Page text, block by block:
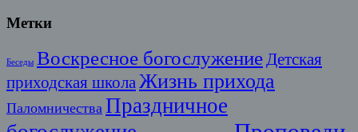
Метки
Беседы Воскресное богослужение Детская
приходская школа Жизнь прихода
Паломничества Праздничное